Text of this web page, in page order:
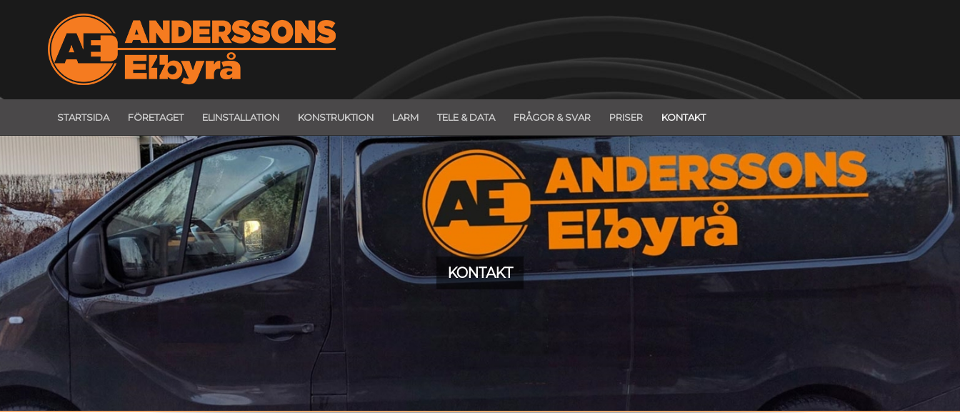
STARTSIDA FÖRETAGET ELINSTALLATION KONSTRUKTION LARM TELE & DATA FRÅGOR & SVAR PRISER KONTAKT
KONTAKT